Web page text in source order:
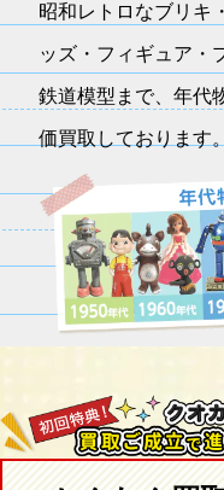
昭和レトロなブリキ
ッズ・フィギュア・
鉄道模型まで、年代
価買取しております。